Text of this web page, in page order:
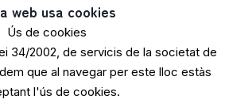
AMICS DE LA PASSEJÀ
web usa cookies
Ús de cookies
34/2002, de servicis de la societat de
que al navegar per este lloc estàs
l'ús de cookies.